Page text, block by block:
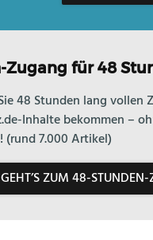
Zugang für 48
48 Stunden lang vollen
Inhalte bekommen –
(rund 7.000 Artikel)
ZUM 48-